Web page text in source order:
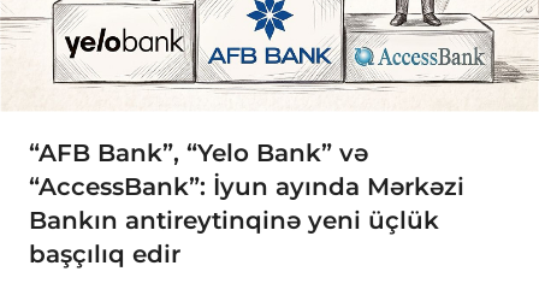
“AFB Bank”, “Yelo Bank” və
“AccessBank”: İyun ayında Mərkəzi
Bankın antireytinqinə yeni üçlük
başçılıq edir